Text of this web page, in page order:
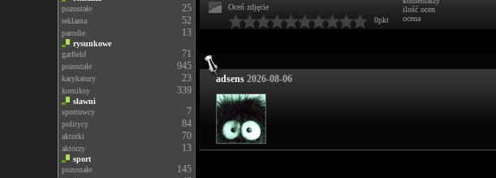
pozostałe
25
reklama 52
parodie 13
rysunkowe
garfield
71
pozostałe 945
karykatury 23
komiksy 339
sławni
sportowcy
7
politycy 84
aktorki 70
aktorzy 13
sport
pozostałe
145
Oceń zdjęcie
0pkt
ilość ocen
ocena
adsens 2026-08-06